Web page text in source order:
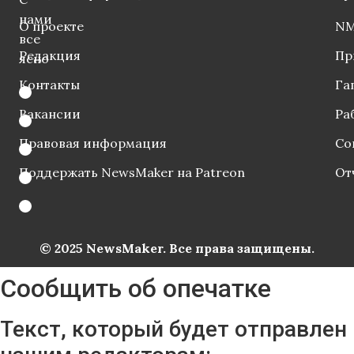
нами
все
ясно
О проекте
Редакция
Контакты
Вакансии
Правовая информация
Поддержать NewsMaker на Patreon
© 2025 NewsMaker. Все права защищены.
Сообщить об опечатке
Текст, который будет отправлен